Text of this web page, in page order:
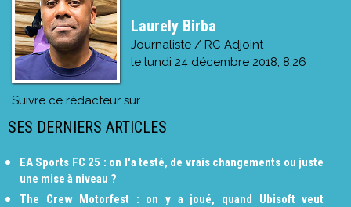
Laurely Birba
Journaliste / RC Adjoint
le lundi 24 décembre 2018, 8:26
Suivre ce rédacteur sur
SES DERNIERS ARTICLES
EA Sports FC 25 : on l'a testé, de vrais changements ou juste
une mise à niveau ?
The Crew Motorfest : on y a joué, quand Ubisoft veut